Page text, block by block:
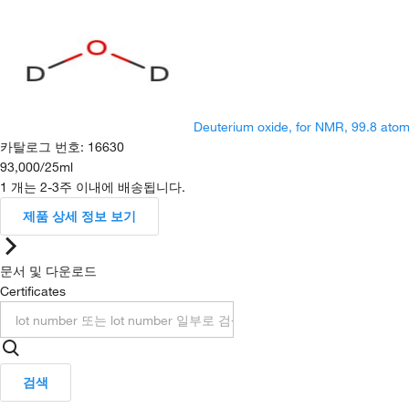
Deuterium oxide, for NMR, 99.8
카탈로그 번호: 16630
93,000/25ml
1 개는 2-3주 이내에 배송됩니다.
제품 상세 정보 보기
문서 및 다운로드
Certificates
검색